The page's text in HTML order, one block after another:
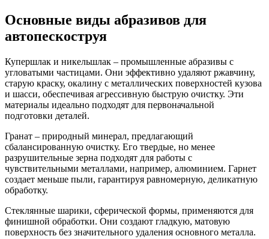
Основные виды абразивов для
автопескоструя
Купершлак и никельшлак – промышленные абразивы с
угловатыми частицами. Они эффективно удаляют ржавчину,
старую краску, окалину с металлических поверхностей кузова
и шасси, обеспечивая агрессивную быструю очистку. Эти
материалы идеально подходят для первоначальной
подготовки деталей.
Гранат – природный минерал, предлагающий
сбалансированную очистку. Его твердые, но менее
разрушительные зерна подходят для работы с
чувствительными металлами, например, алюминием. Гарнет
создает меньше пыли, гарантируя равномерную, деликатную
обработку.
Стеклянные шарики, сферической формы, применяются для
финишной обработки. Они создают гладкую, матовую
поверхность без значительного удаления основного металла.